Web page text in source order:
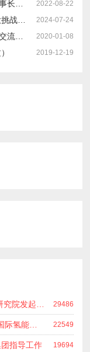
2022-08-22
双碳背景下 我国怎样实现能源转型？三大挑战、转型路径、发展建议 2024-07-24
国务院国资委、教育部领导一行莅临科谷交流座谈 探讨新形势下科谷人才培养定位和方向 2020-01-08
2019-12-19
29486
氢20 国际氢能产业(深圳)领袖峰会 暨国际氢能产业链展览会 22549
指导工作 19694